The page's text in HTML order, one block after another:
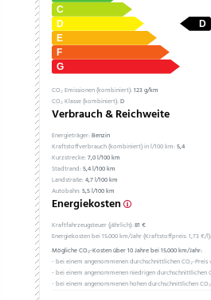
CO₂ Emissionen (kombiniert):123 g/km
CO₂ Klasse (kombiniert):D
Verbrauch & Reichweite
Energieträger:Benzin
Kraftstoffverbrauch (kombiniert) in l/100 km:5,4
Kurzstrecke:7,0 l/100 km
Stadtrand:5,4 l/100 km
Landstraße:4,7 l/100 km
Autobahn:5,5 l/100 km
Energiekosten
Kraftfahrzeugsteuer (jährlich):81 €
Energiekosten bei 15.000 km/Jahr (Kraftstoffpreis:1,73€/l):
Mögliche CO₂-Kosten über 10 Jahre bei 15.000 km/Jahr:
- bei einem angenommenen durchschnittlichen CO₂-Preis
- bei einem angenommenen niedrigen durchschnittlichen
- bei einem angenommenen hohen durchschnittlichen